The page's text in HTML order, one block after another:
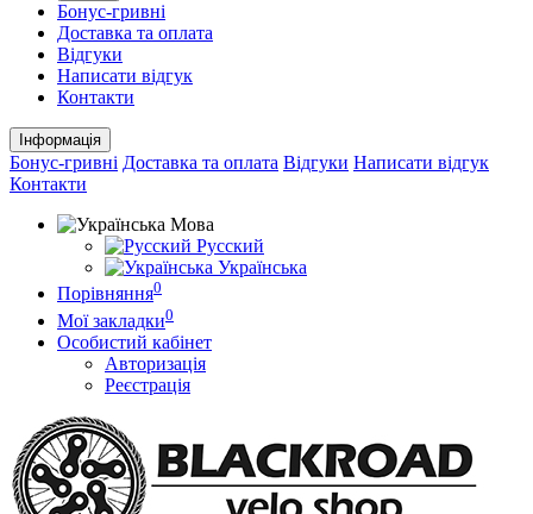
Бонус-гривні
Доставка та оплата
Відгуки
Написати відгук
Контакти
Інформація
Бонус-гривні Доставка та оплата Відгуки Написати відгук
Контакти
Мова
Русский
Українська
Порівняння0
Мої закладки0
Особистий кабінет
Авторизація
Реєстрація